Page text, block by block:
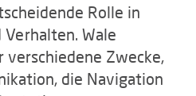
Rolle in
Wale
verschiedene Zwecke,
die Navigation